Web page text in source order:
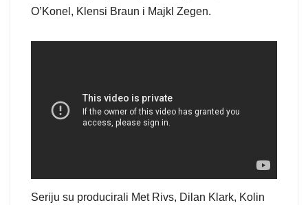
O’Konel, Klensi Braun i Majkl Zegen.
Seriju su producirali Met Rivs, Dilan Klark, Kolin